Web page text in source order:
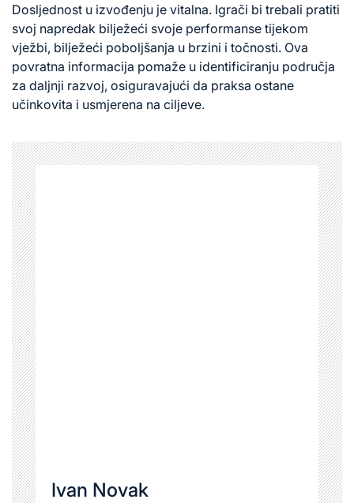
Dosljednost u izvođenju je vitalna. Igrači bi trebali pratiti
svoj napredak bilježeći svoje performanse tijekom
vježbi, bilježeći poboljšanja u brzini i točnosti. Ova
povratna informacija pomaže u identificiranju područja
za daljnji razvoj, osiguravajući da praksa ostane
učinkovita i usmjerena na ciljeve.
Ivan Novak